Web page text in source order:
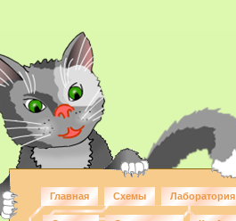
Главная Схемы Лаборатория